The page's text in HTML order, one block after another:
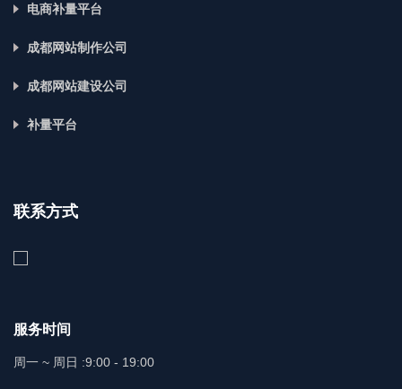
电商补量平台
成都网站制作公司
成都网站建设公司
补量平台
联系方式
服务时间
周一 ~ 周日 :9:00 - 19:00